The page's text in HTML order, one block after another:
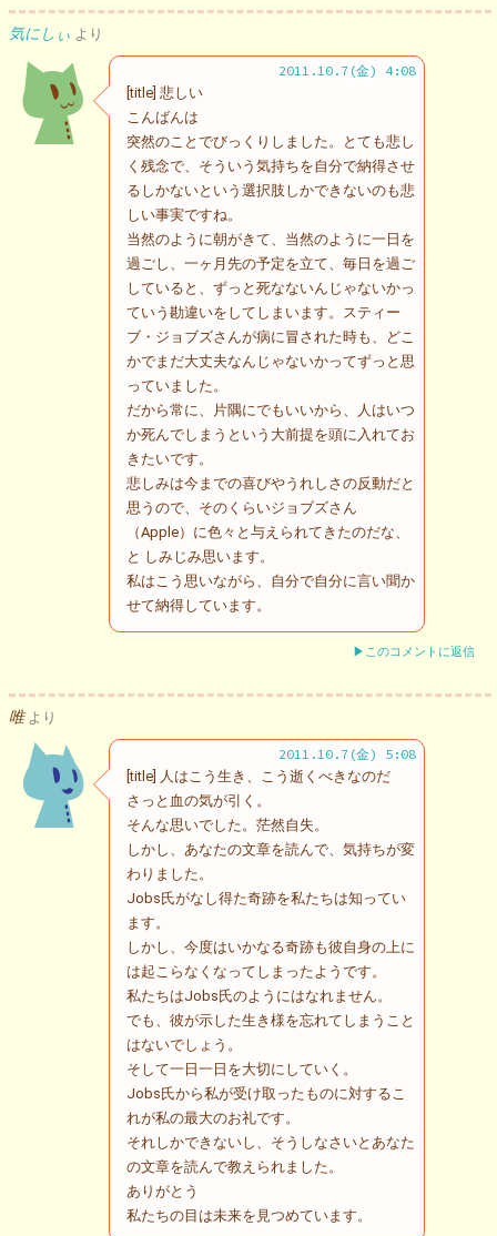
気にしぃ より
2011.10.7(金) 4:08
[title] 悲しい
こんばんは
突然のことでびっくりしました。とても悲し
く残念で、そういう気持ちを自分で納得させ
るしかないという選択肢しかできないのも悲
しい事実ですね。
当然のように朝がきて、当然のように一日を
過ごし、一ヶ月先の予定を立て、毎日を過ご
していると、ずっと死なないんじゃないかっ
ていう勘違いをしてしまいます。スティー
ブ・ジョブズさんが病に冒された時も、どこ
かでまだ大丈夫なんじゃないかってずっと思
っていました。
だから常に、片隅にでもいいから、人はいつ
か死んでしまうという大前提を頭に入れてお
きたいです。
悲しみは今までの喜びやうれしさの反動だと
思うので、そのくらいジョブズさん
（Apple）に色々と与えられてきたのだな、
と しみじみ思います。
私はこう思いながら、自分で自分に言い聞か
せて納得しています。
▶このコメントに返信
唯 より
2011.10.7(金) 5:08
[title] 人はこう生き、こう逝くべきなのだ
さっと血の気が引く。
そんな思いでした。茫然自失。
しかし、あなたの文章を読んで、気持ちが変
わりました。
Jobs氏がなし得た奇跡を私たちは知ってい
ます。
しかし、今度はいかなる奇跡も彼自身の上に
は起こらなくなってしまったようです。
私たちはJobs氏のようにはなれません。
でも、彼が示した生き様を忘れてしまうこと
はないでしょう。
そして一日一日を大切にしていく。
Jobs氏から私が受け取ったものに対するこ
れが私の最大のお礼です。
それしかできないし、そうしなさいとあなた
の文章を読んで教えられました。
ありがとう
私たちの目は未来を見つめています。